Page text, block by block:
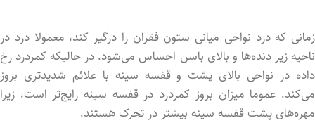
زمانی که درد نواحی میانی ستون فقران را درگیر کند، معمولا درد در
ناحیه زیر دنده‌ها و بالای باسن احساس می‌شود. در حالیکه کمردرد رخ
داد‌ه در نواحی بالای پشت و قفسه سینه با علائم شدیدتری بروز
می‌کند. عموما میزان بروز کمردرد در قفسه سینه رایج‌تر است، زیرا
مهره‌های پشت قفسه سینه بیشتر در تحرک هستند.